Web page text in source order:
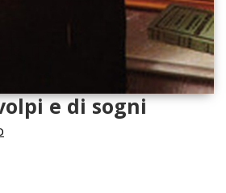
e di sogni